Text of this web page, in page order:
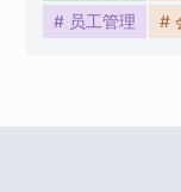
# 员工管理
#